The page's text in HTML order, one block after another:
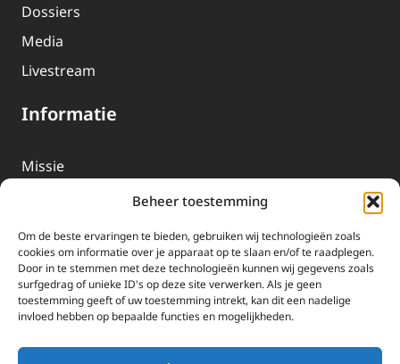
Beheer toestemming
Om de beste ervaringen te bieden, gebruiken wij technologieën zoals
cookies om informatie over je apparaat op te slaan en/of te raadplegen.
Door in te stemmen met deze technologieën kunnen wij gegevens zoals
surfgedrag of unieke ID's op deze site verwerken. Als je geen
toestemming geeft of uw toestemming intrekt, kan dit een nadelige
invloed hebben op bepaalde functies en mogelijkheden.
Dossiers
Media
Livestream
Informatie
Missie
EWTN-Team
Organisatiegegevens
Doneren
EWTN wordt uitsluitend gefinancierd door uw donaties.